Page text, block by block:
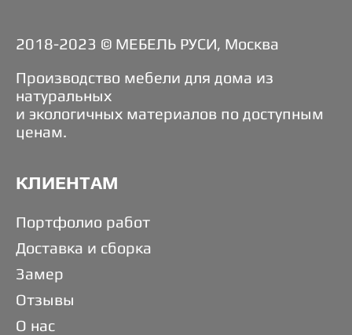
2018-2023 © МЕБЕЛЬ РУСИ, Москва
Производство мебели для дома из
натуральных
и экологичных материалов по доступным
ценам.
КЛИЕНТАМ
Портфолио работ
Доставка и сборка
Замер
Отзывы
О нас